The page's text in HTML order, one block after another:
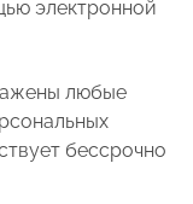
электронной
любые
бессрочно